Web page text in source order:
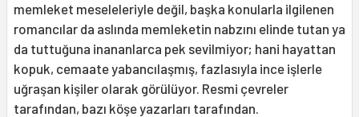
memleket meseleleriyle değil, başka konularla ilgilenen
romancılar da aslında memleketin nabzını elinde tutan ya
da tuttuğuna inananlarca pek sevilmiyor; hani hayattan
kopuk, cemaate yabancılaşmış, fazlasıyla ince işlerle
uğraşan kişiler olarak görülüyor. Resmi çevreler
tarafından, bazı köşe yazarları tarafından.